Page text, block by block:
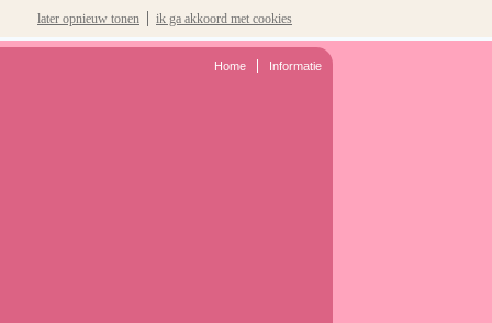
Home Informatie
later opnieuw tonen ik ga akkoord met cookies